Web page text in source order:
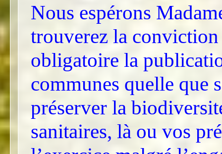
Nous espérons
trouverez la
obligatoire la
communes quelle que
préserver la
sanitaires, là ou vos